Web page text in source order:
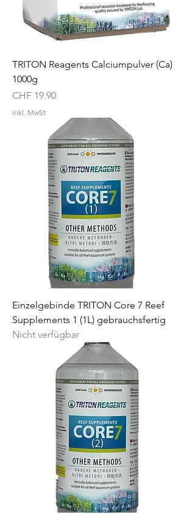
TRITON Reagents Calciumpulver (Ca)
1000g
Preis
CHF 19.90
inkl. MwSt
Einzelgebinde TRITON Core 7 Reef
Supplements 1 (1L) gebrauchsfertig
Nicht verfügbar